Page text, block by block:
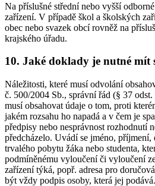
Na příslušné střední nebo vyšší
zařízení. V případě škol a školských
obec nebo svazek obcí rovněž na
krajského úřadu.
10. Jaké doklady je nutné mít
Náležitosti, které musí odvolání
č. 500/2004 Sb., správní řád (§ 37
musí obsahovat údaje o tom, proti
jakém rozsahu ho napadá a v čem je
předpisy nebo nesprávnost rozhodnutí
předcházelo. Uvádí se jméno, příjmení,
trvalého pobytu žáka nebo studenta,
podmíněnému vyloučení či vyloučení
zařízení týká, popř. adresa pro
být vždy podpis osoby, která jej podává.